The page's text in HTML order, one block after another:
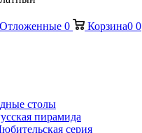
Отложенные 0 Корзина0 0
столы
пирамида
серия